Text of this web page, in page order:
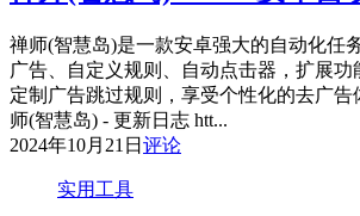
禅师(智慧岛)是一款安卓强大的自动化任
广告、自定义规则、自动点击器，扩展功
定制广告跳过规则，享受个性化的去广告
师(智慧岛) - 更新日志 htt...
2024年10月21日 评论
实用工具